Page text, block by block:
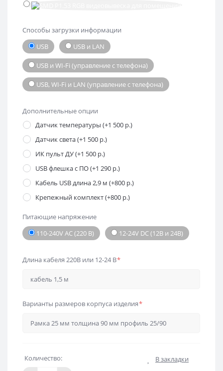
Способы загрузки информации
USB
USB и LAN
USB и WI-Fi (управление с телефона)
USB, WI-Fi и LAN (управление с телефона)
Дополнительные опции
Датчик температуры (+1 500 р.)
Датчик света (+1 500 р.)
ИК пульт ДУ (+1 500 р.)
USB флешка с ПО (+1 290 р.)
Кабель USB длина 2,9 м (+800 р.)
Крепежный комплект (+800 р.)
Питающие напряжение
110-240V AC (220 В)
12-24V DC (12В и 24В)
Длина кабеля 220В или 12-24 В*
Варианты размеров корпуса изделия*
Количество: В закладки